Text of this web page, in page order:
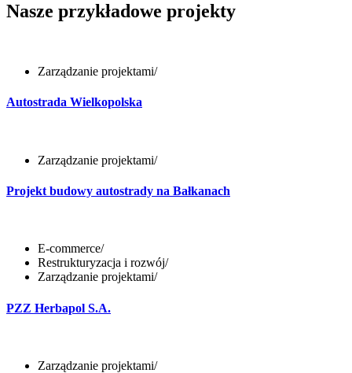
Nasze przykładowe projekty
Zarządzanie projektami/
Autostrada Wielkopolska
Zarządzanie projektami/
Projekt budowy autostrady na Bałkanach
E-commerce/
Restrukturyzacja i rozwój/
Zarządzanie projektami/
PZZ Herbapol S.A.
Zarządzanie projektami/